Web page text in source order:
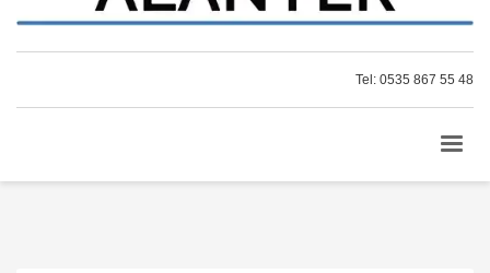
Tel: 0535 867 55 48